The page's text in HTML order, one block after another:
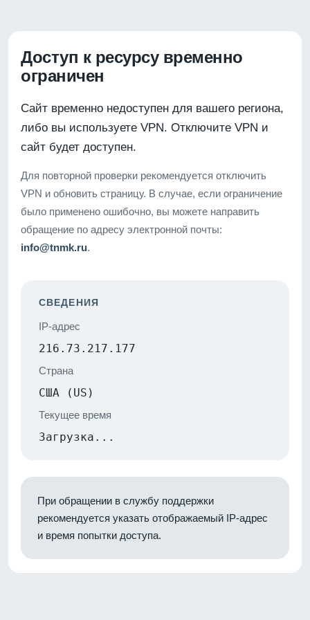
Доступ к ресурсу временно
ограничен
Сайт временно недоступен для вашего региона,
либо вы используете VPN. Отключите VPN и
сайт будет доступен.
Для повторной проверки рекомендуется отключить
VPN и обновить страницу. В случае, если ограничение
было применено ошибочно, вы можете направить
обращение по адресу электронной почты:
info@tnmk.ru.
СВЕДЕНИЯ
IP-адрес
216.73.217.177
Страна
США (US)
Текущее время
Загрузка...
При обращении в службу поддержки
рекомендуется указать отображаемый IP-адрес
и время попытки доступа.